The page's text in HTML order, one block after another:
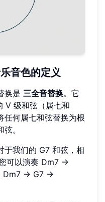
音色的定义
换是 三全音替换。它
V 级和弦（属七和
任何属七和弦替换为根
。
于我们的 G7 和弦，相
可以演奏 Dm7 →
Dm7 → G7 →